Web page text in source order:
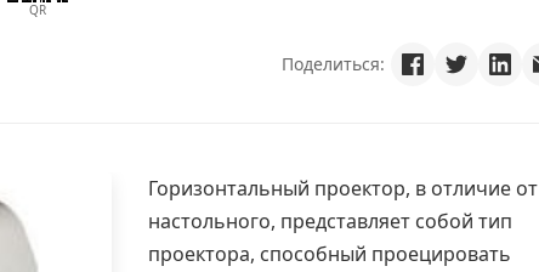
QR
Поделиться:
Горизонтальный проектор, в отличие от
настольного, представляет собой тип
проектора, способный проецировать